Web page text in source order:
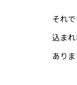
それ
込ま
ありま